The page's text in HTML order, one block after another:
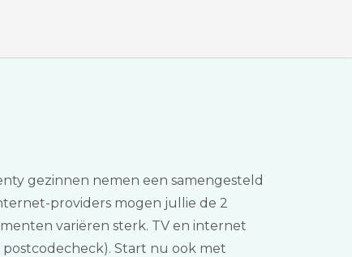
gezinnen nemen een samengesteld
providers mogen jullie de 2
variëren sterk. TV en internet
Start nu ook met